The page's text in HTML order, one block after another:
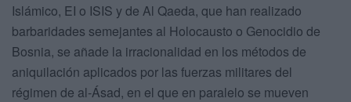
Islámico, EI o ISIS y de Al Qaeda, que han realizado
barbaridades semejantes al Holocausto o Genocidio de
Bosnia, se añade la irracionalidad en los métodos de
aniquilación aplicados por las fuerzas militares del
régimen de al-Ásad, en el que en paralelo se mueven